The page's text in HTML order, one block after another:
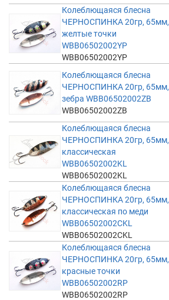
Колеблющаяся блесна
ЧЕРНОСПИНКА 20гр, 65мм,
желтые точки
WBB06502002YP
WBB06502002YP
Колеблющаяся блесна
ЧЕРНОСПИНКА 20гр, 65мм,
зебра WBB06502002ZB
WBB06502002ZB
Колеблющаяся блесна
ЧЕРНОСПИНКА 20гр, 65мм,
классическая
WBB06502002KL
WBB06502002KL
Колеблющаяся блесна
ЧЕРНОСПИНКА 20гр, 65мм,
классическая по меди
WBB06502002CKL
WBB06502002CKL
Колеблющаяся блесна
ЧЕРНОСПИНКА 20гр, 65мм,
красные точки
WBB06502002RP
WBB06502002RP